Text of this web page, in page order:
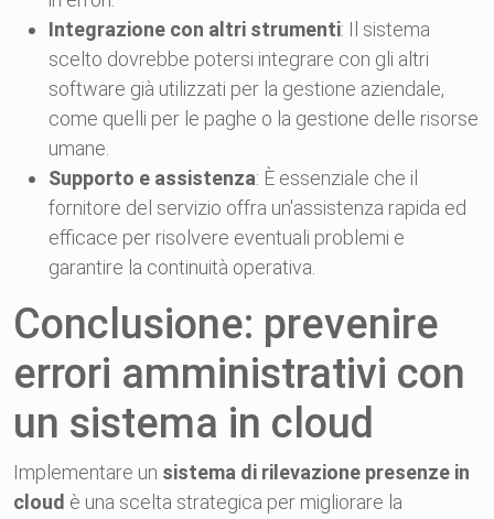
Integrazione con altri strumenti: Il sistema
scelto dovrebbe potersi integrare con gli altri
software già utilizzati per la gestione aziendale,
come quelli per le paghe o la gestione delle risorse
umane.
Supporto e assistenza: È essenziale che il
fornitore del servizio offra un'assistenza rapida ed
efficace per risolvere eventuali problemi e
garantire la continuità operativa.
Conclusione: prevenire
errori amministrativi con
un sistema in cloud
Implementare un sistema di rilevazione presenze in
cloud è una scelta strategica per migliorare la